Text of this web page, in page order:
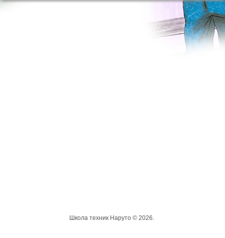
Школа техник Наруто © 2026.